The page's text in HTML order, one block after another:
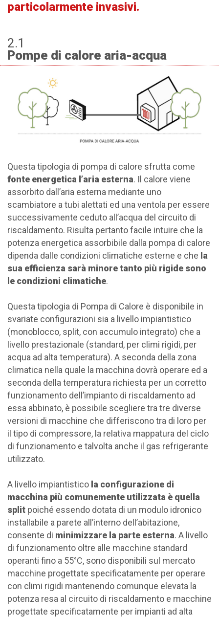
particolarmente invasivi.
2.1
Pompe di calore aria-acqua
Questa tipologia di pompa di calore sfrutta come
fonte energetica l’aria esterna. Il calore viene
assorbito dall’aria esterna mediante uno
scambiatore a tubi alettati ed una ventola per essere
successivamente ceduto all’acqua del circuito di
riscaldamento. Risulta pertanto facile intuire che la
potenza energetica assorbibile dalla pompa di calore
dipenda dalle condizioni climatiche esterne e che la
sua efficienza sarà minore tanto più rigide sono
le condizioni climatiche.
Questa tipologia di Pompa di Calore è disponibile in
svariate configurazioni sia a livello impiantistico
(monoblocco, split, con accumulo integrato) che a
livello prestazionale (standard, per climi rigidi, per
acqua ad alta temperatura). A seconda della zona
climatica nella quale la macchina dovrà operare ed a
seconda della temperatura richiesta per un corretto
funzionamento dell’impianto di riscaldamento ad
essa abbinato, è possibile scegliere tra tre diverse
versioni di macchine che differiscono tra di loro per
il tipo di compressore, la relativa mappatura del ciclo
di funzionamento e talvolta anche il gas refrigerante
utilizzato.
A livello impiantistico la configurazione di
macchina più comunemente utilizzata è quella
split poiché essendo dotata di un modulo idronico
installabile a parete all’interno dell’abitazione,
consente di minimizzare la parte esterna. A livello
di funzionamento oltre alle macchine standard
operanti fino a 55°C, sono disponibili sul mercato
macchine progettate specificatamente per operare
con climi rigidi mantenendo comunque elevata la
potenza resa al circuito di riscaldamento e macchine
progettate specificatamente per impianti ad alta